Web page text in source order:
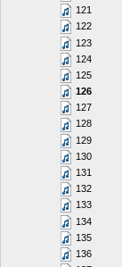
121
122
123
124
125
126
127
128
129
130
131
132
133
134
135
136